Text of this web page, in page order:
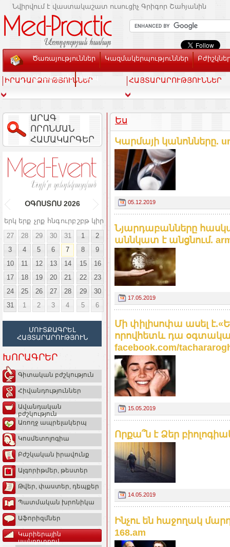
Նվիրվում է վաստակաշատ ուսուցիչ Գրիգոր Շահյանին
Ծառայություններ Կազմակերպություններ
Տեսասրահ Կապ
ԻՐԱԴԱՐՁՈՒԹՅՈՒՆՆԵՐ ՀԱՅՏԱՐԱՐՈՒԹՅՈՒՆՆԵՐ
ԱՐԱԳ
ՈՐՈՆՄԱՆ
ՀԱՄԱԿԱՐԳԵՐ
ՕԳՈՍՏՈՍ 2026
երկ երք չրք հնգուրբ շբթ կիր
27
28 29 30 31 1
2
3
4 5 6 7 8
9
10
11 12 13 14 15
16
17
18 19 20 21 22
23
24
25 26 27 28 29
30
31
1 2 3 4 5 6
ՄՈՒՏՔԱԳՐԵԼ
ՀԱՅՏԱՐԱՐՈՒԹՅՈՒՆ
ԽՈՐԱԳՐԵՐ
Գիտական բժշկություն
Հիվանդություններ
Ավանդական
բժշկություն
Առողջ ապրելակերպ
Կոսմետոլոգիա
Բժշկական իրավունք
Ալգորիթմեր, թեստեր
Թվեր, փաստեր, դեպքեր
Պատմական խրոնիկա
Աֆորիզմներ
Կարիերային
սանդուղքով
Ես
Կարմայի կանոնները.
05.12.2019
Նյարդաբանները
աննկատ է անցնում.
17.05.2019
Մի փիլիսոփա ասել
որովհետև դա
facebook.com/
15.05.2019
Որքա՞ն է Ձեր
14.05.2019
Ինչու են հաջողակ
168.am